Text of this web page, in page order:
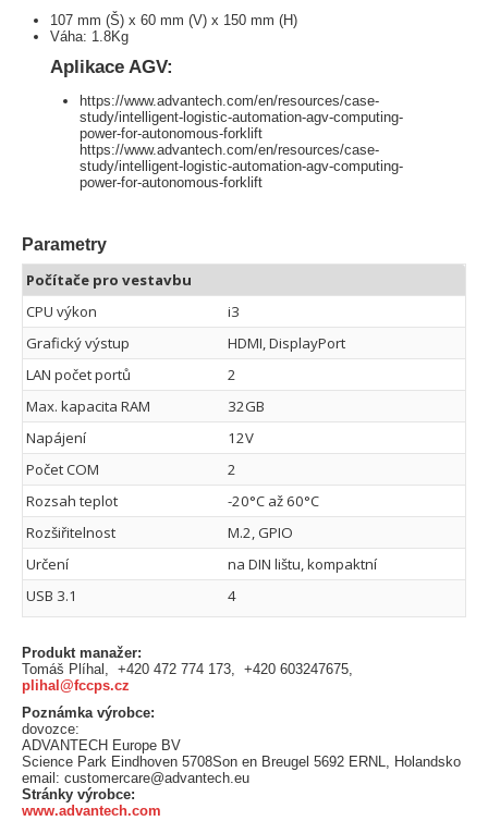
107 mm (Š) x 60 mm (V) x 150 mm (H)
Váha: 1.8Kg
Aplikace AGV:
https://www.advantech.com/en/resources/case-
study/intelligent-logistic-automation-agv-computing-
power-for-autonomous-forklift
https://www.advantech.com/en/resources/case-
study/intelligent-logistic-automation-agv-computing-
power-for-autonomous-forklift
Parametry
Počítače pro vestavbu
CPU výkon
i3
Grafický výstup
HDMI, DisplayPort
LAN počet portů
2
Max. kapacita RAM
32GB
Napájení
12V
Počet COM
2
Rozsah teplot
-20°C až 60°C
Rozšiřitelnost
M.2, GPIO
Určení
na DIN lištu, kompaktní
USB 3.1
4
Produkt manažer:
Tomáš Plíhal, +420 472 774 173, +420 603247675,
plihal@fccps.cz
Poznámka výrobce:
dovozce:
ADVANTECH Europe BV
Science Park Eindhoven 5708Son en Breugel 5692 ERNL, Holandsko
email: customercare@advantech.eu
Stránky výrobce:
www.advantech.com